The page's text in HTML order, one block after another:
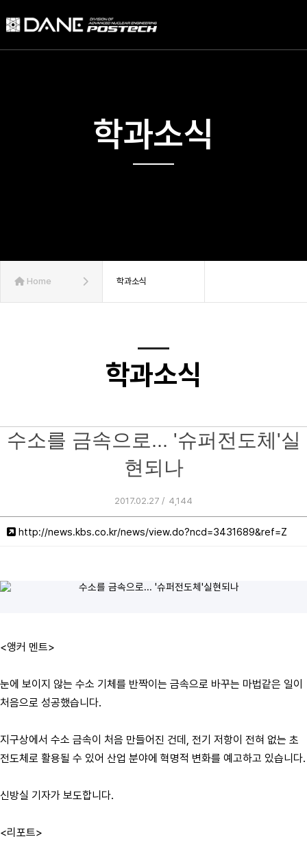
학과소식
Home 학과소식
학과소식
수소를 금속으로... '슈퍼전도체'실
현되나
2017.02.27 / 4,144
http://news.kbs.co.kr/news/view.do?ncd=3431689&ref=Z
<앵커 멘트>
눈에 보이지 않는 수소 기체를 반짝이는 금속으로 바꾸는 마법같은 일이
처음으로 성공했습니다.
지구상에서 수소 금속이 처음 만들어진 건데, 전기 저항이 전혀 없는 초
전도체로 활용될 수 있어 산업 분야에 혁명적 변화를 예고하고 있습니다.
신방실 기자가 보도합니다.
<리포트>